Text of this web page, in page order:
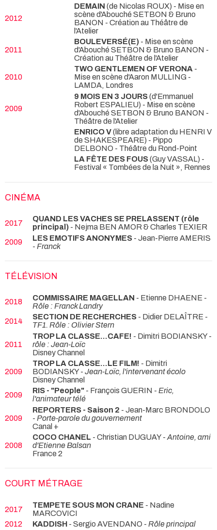
2012
DEMAIN (de Nicolas ROUX) - Mise en
scène d'Abouché SETBON & Bruno
BANON - Création au Théâtre de
l'Atelier
2011
BOULEVERSÉ(E) - Mise en scène
d'Abouché SETBON & Bruno BANON -
Création au Théâtre de l'Atelier
2010
TWO GENTLEMEN OF VERONA -
Mise en scène d'Aaron MULLING -
LAMDA, Londres
2009
9 MOIS EN 3 JOURS(d'Emmanuel
Robert ESPALIEU) - Mise en scène
d'Abouché SETBON & Bruno BANON -
Théâtre de l'Atelier
ENRICO V(libre adaptation du HENRI V
de SHAKESPEARE) - Pippo
DELBONO - Théâtre du Rond-Point
LA FÊTE DES FOUS(Guy VASSAL) -
Festival « Tombées de la Nuit », Rennes
CINÉMA
2017
QUAND LES VACHES SE PRELASSENT (rôle
principal) - Nejma BEN AMOR & Charles TEXIER
2009
LES EMOTIFS ANONYMES - Jean-Pierre AMERIS
- Franck
TÉLÉVISION
2018 COMMISSAIRE MAGELLAN - Etienne DHAENE -
Rôle : Franck Landry
2014
SECTION DE RECHERCHES - Didier DELAÎTRE -
TF1. Rôle : Olivier Stern
2011
TROP LA CLASSE...CAFE! - Dimitri BODIANSKY -
rôle : Jean-Loïc
Disney Channel
2009
TROP LA CLASSE...LE FILM! - Dimitri
BODIANSKY - Jean-Loïc, l'intervenant écolo
Disney Channel
2009
RIS - "People" - François GUERIN - Eric,
l'animateur télé
2009
REPORTERS - Saison 2 - Jean-Marc BRONDOLO
- Porte-parole du gouvernement
Canal +
2008
COCO CHANEL - Christian DUGUAY - Antoine, ami
d'Etienne Balsan
France 2
COURT MÉTRAGE
2017 TEMPETE SOUS MON CRANE - Nadine
MARCOVICI
2012
KADDISH - Sergio AVENDANO - Rôle principal